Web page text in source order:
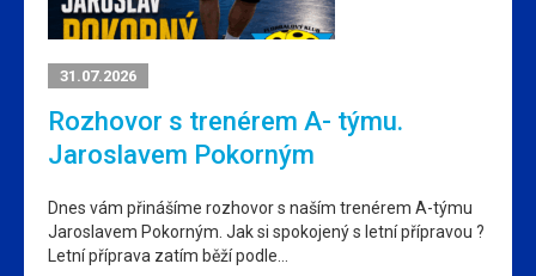
31.07.2026
Rozhovor s trenérem A- týmu.
Jaroslavem Pokorným
Dnes vám přinášíme rozhovor s naším trenérem A-týmu
Jaroslavem Pokorným. Jak si spokojený s letní přípravou ?
Letní příprava zatím běží podle…